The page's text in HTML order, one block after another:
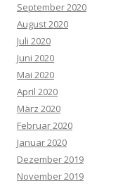
September 2020
August 2020
Juli 2020
Juni 2020
Mai 2020
April 2020
März 2020
Februar 2020
Januar 2020
Dezember 2019
November 2019